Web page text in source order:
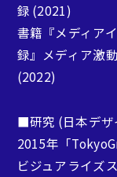
客員教授
録 (2021)
書籍『メディア
録』メディア激
(2022)
■研究 (日本デザ
2015年「
ビジュアライズ